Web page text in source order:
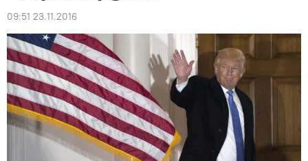
09:51 23.11.2016